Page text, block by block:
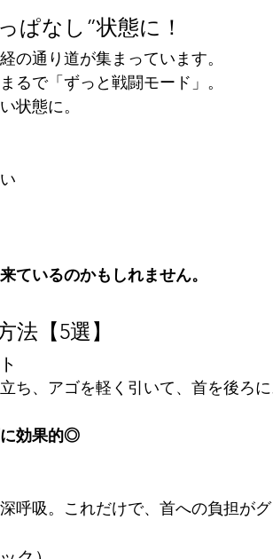
ぱなし”状態に！
の通り道が集まっています。
るで「ずっと戦闘モード」。
状態に。
ているのかもしれません。
【5選】
ち、アゴを軽く引いて、首を後ろ
に効果的◎
吸。これだけで、首への負担がグ